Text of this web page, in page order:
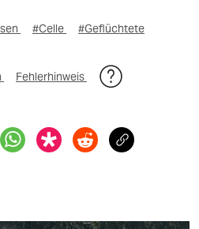
#Celle #Geflüchtete
Fehlerhinweis